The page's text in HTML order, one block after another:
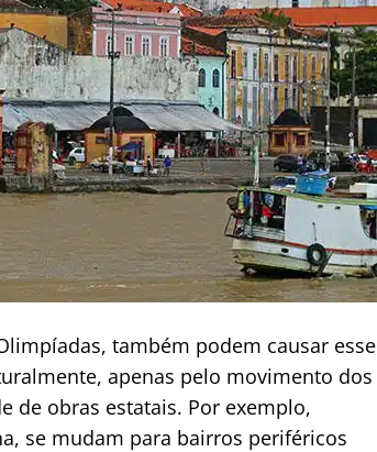
também podem causar esse
apenas pelo movimento dos
de obras estatais. Por exemplo,
se mudam para bairros periféricos